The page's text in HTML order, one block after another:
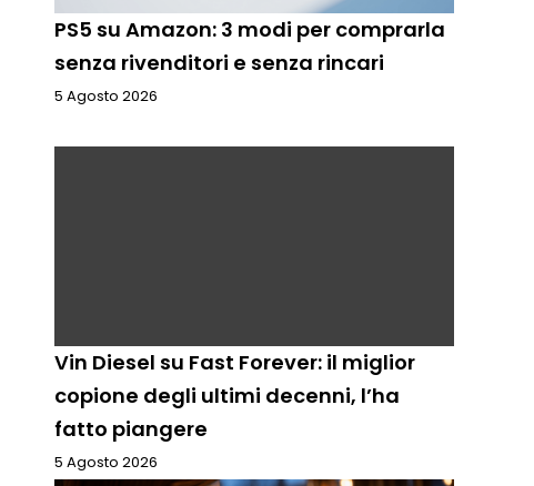
PS5 su Amazon: 3 modi per comprarla
senza rivenditori e senza rincari
5 Agosto 2026
Vin Diesel su Fast Forever: il miglior
copione degli ultimi decenni, l’ha
fatto piangere
5 Agosto 2026